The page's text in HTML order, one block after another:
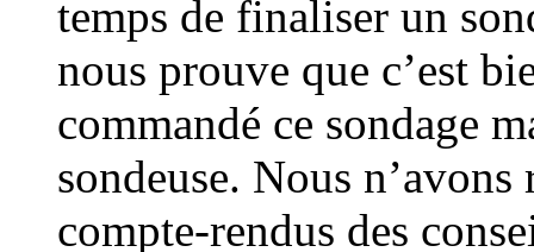
temps de finaliser un
nous prouve que c’est
commandé ce sondage
sondeuse. Nous
compte-rendus des